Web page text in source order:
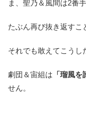
ま、聖乃＆風間は2番
たぶん再び抜き返すこ
それでも敢えてこうし
劇団＆宙組は 「瑠風を
せん。